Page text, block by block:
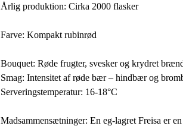
Årlig produktion: Cirka 2000 flasker
Farve: Kompakt rubinrød
Bouquet: Røde frugter, svesker og krydret
Smag: Intensitet af røde bær – hindbær og
Serveringstemperatur: 16-18°C
Madsammensætninger: En eg-lagret Freisa er